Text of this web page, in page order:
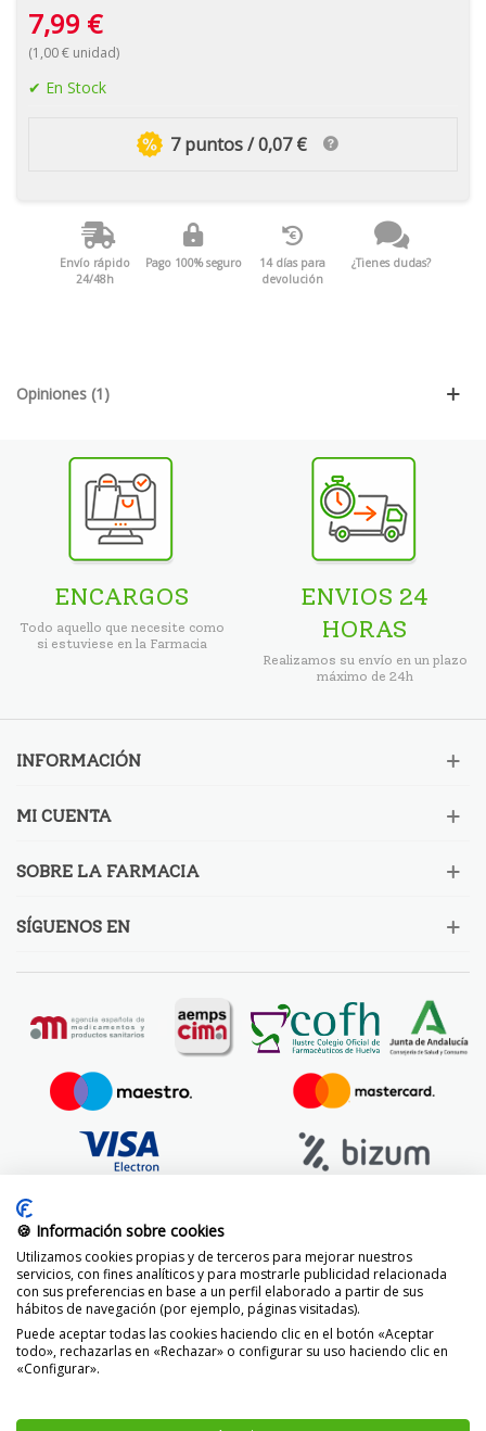
7,99 €
(1,00 € unidad)
En Stock
7 puntos / 0,07 €
Envío rápido
24/48h
Pago 100% seguro
14 días para
devolución
¿Tienes dudas?
Opiniones (1)
ENCARGOS
Todo aquello que necesite como
si estuviese en la Farmacia
ENVIOS 24
HORAS
Realizamos su envío en un plazo
máximo de 24h
INFORMACIÓN
MI CUENTA
SOBRE LA FARMACIA
SÍGUENOS EN
© 2014 -2026 FarmaciaVizcaíno.com
🍪 Información sobre cookies
Utilizamos cookies propias y de terceros para mejorar nuestros
servicios, con fines analíticos y para mostrarle publicidad relacionada
con sus preferencias en base a un perfil elaborado a partir de sus
hábitos de navegación (por ejemplo, páginas visitadas).
Puede aceptar todas las cookies haciendo clic en el botón «Aceptar
todo», rechazarlas en «Rechazar» o configurar su uso haciendo clic en
«Configurar».